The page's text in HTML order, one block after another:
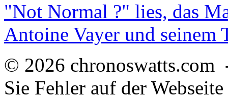
"Not Normal ?" lies, das
Antoine Vayer und seinem
© 2026
Sie Fehler auf der